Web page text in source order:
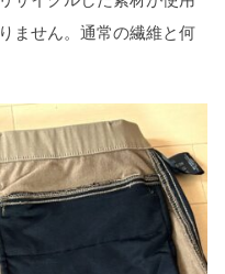
ません。通常の繊維と何